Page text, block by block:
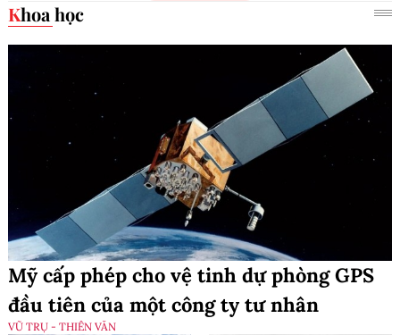
Khoa học
Mỹ cấp phép cho vệ tinh dự phòng GPS
đầu tiên của một công ty tư nhân
VŨ TRỤ - THIÊN VĂN